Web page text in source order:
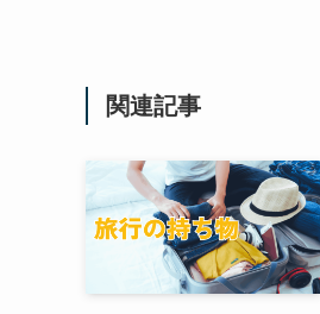
関連記事